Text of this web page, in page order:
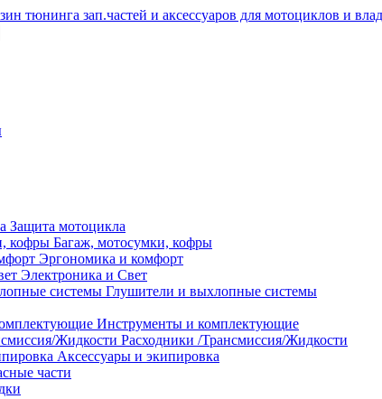
Защита мотоцикла
Багаж, мотосумки, кофры
Эргономика и комфорт
Электроника и Свет
Глушители и выхлопные системы
Инструменты и комплектующие
Расходники /Трансмиссия/Жидкости
Аксессуары и экипировка
части